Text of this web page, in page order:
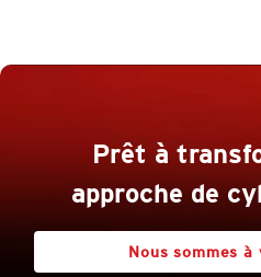
Prêt à
approche de
Nous sommes